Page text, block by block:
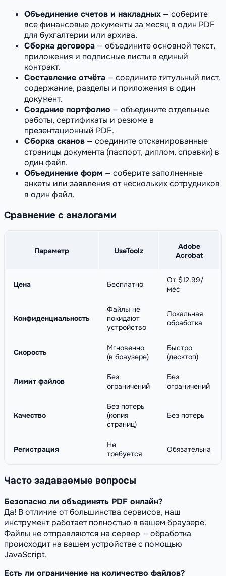
Объединение счетов и накладных — соберите
все финансовые документы за месяц в один PDF
для бухгалтерии или архива.
Сборка договора — объедините основной текст,
приложения и подписные листы в единый
контракт.
Составление отчёта — соедините титульный лист,
содержание, разделы и приложения в один
документ.
Создание портфолио — объедините отдельные
работы, сертификаты и резюме в
презентационный PDF.
Сборка сканов — соедините отсканированные
страницы документа (паспорт, диплом, справки) в
один файл.
Объединение форм — соберите заполненные
анкеты или заявления от нескольких сотрудников
в один файл.
Сравнение с аналогами
Параметр UseToolz
Adobe
Acrobat
Цена Бесплатно
От $12.99/
мес
Конфиденциальность
Файлы не
покидают
устройство
Локальная
обработка
Скорость
Мгновенно
(в браузере)
Быстро
(десктоп)
Лимит файлов
Без
ограничений
Без
ограничений
Качество
Без потерь
(копия
страниц)
Без потерь
Регистрация
Не
требуется
Обязательна
Часто задаваемые вопросы
Безопасно ли объединять PDF онлайн?
Да! В отличие от большинства сервисов, наш
инструмент работает полностью в вашем браузере.
Файлы не отправляются на сервер — обработка
происходит на вашем устройстве с помощью
JavaScript.
Есть ли ограничение на количество файлов?